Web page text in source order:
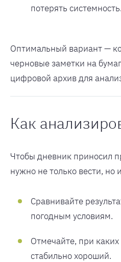
потерять системность.
Оптимальный вариант —
черновые заметки на
цифровой архив для
Как
Чтобы дневник приносил
нужно не только вести, но и
Сравнивайте
погодным условиям.
Отмечайте, при
стабильно хороший.